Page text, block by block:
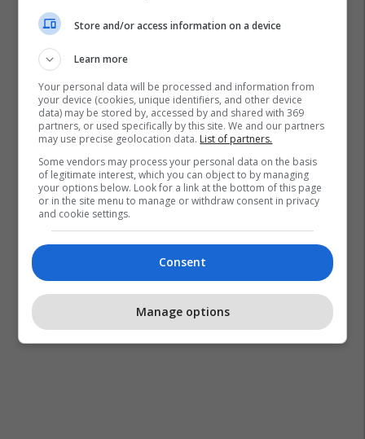
Ilir Avdullahu Triumf Riza
Store and/or access information on a device
Learn more
Your personal data will be processed and information from
your device (cookies, unique identifiers, and other device
data) may be stored by, accessed by and shared with 369
partners, or used specifically by this site. We and our partners
may use precise geolocation data. List of partners.
Some vendors may process your personal data on the basis
of legitimate interest, which you can object to by managing
your options below. Look for a link at the bottom of this page
or in the site menu to manage or withdraw consent in privacy
and cookie settings.
Consent
Manage options